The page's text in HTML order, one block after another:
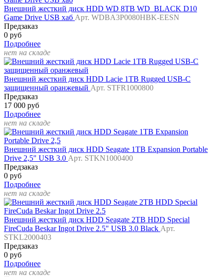
Внешний жесткий диск HDD WD 8TB WD_BLACK D10
Game Drive USB хаб Арт. WDBA3P0080HBK-EESN
Предзаказ
0 руб
Подробнее
нет на складе
Внешний жесткий диск HDD Lacie 1TB Rugged USB-C
защищенный оранжевый Арт. STFR1000800
Предзаказ
17 000 руб
Подробнее
нет на складе
Внешний жесткий диск HDD Seagate 1TB Expansion Portable
Drive 2,5" USB 3.0 Арт. STKN1000400
Предзаказ
0 руб
Подробнее
нет на складе
Внешний жесткий диск HDD Seagate 2TB HDD Special
FireCuda Beskar Ingot Drive 2.5" USB 3.0 Black Арт.
STKL2000403
Предзаказ
0 руб
Подробнее
нет на складе